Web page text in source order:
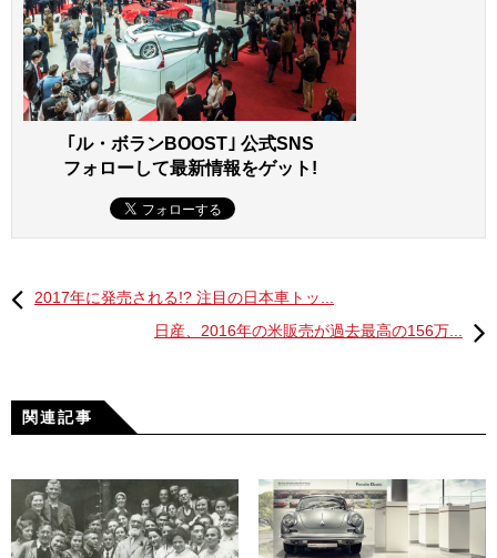
開催日：2017年10月25日～11月5日（一般公開は10月28日
から）
会場：東京都江東区有明／東京ビッグサイト
公式サイト http://www.tokyo-motorshow.com/
F1グランプリ
第1戦／3月26日／オーストラリアGP（メルボルン）
第2戦／4月9日／中国GP（上海）
｢ル・ボランBOOST｣ 公式SNS
フォローして最新情報をゲット!
2017年に発売される!? 注目の日本車トッ...
日産、2016年の米販売が過去最高の156万...
関連記事